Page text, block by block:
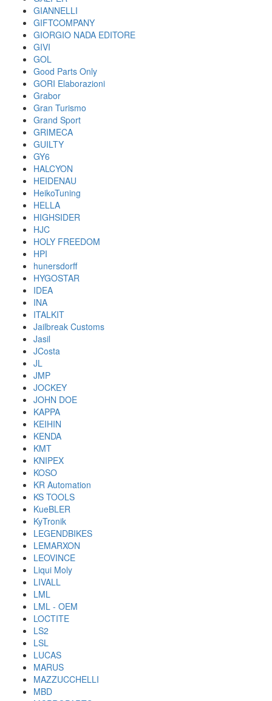
GIANNELLI
GIFTCOMPANY
GIORGIO NADA EDITORE
GIVI
GOL
Good Parts Only
GORI Elaborazioni
Grabor
Gran Turismo
Grand Sport
GRIMECA
GUILTY
GY6
HALCYON
HEIDENAU
HeikoTuning
HELLA
HIGHSIDER
HJC
HOLY FREEDOM
HPI
hunersdorff
HYGOSTAR
IDEA
INA
ITALKIT
Jailbreak Customs
Jasil
JCosta
JL
JMP
JOCKEY
JOHN DOE
KAPPA
KEIHIN
KENDA
KMT
KNIPEX
KOSO
KR Automation
KS TOOLS
KueBLER
KyTronik
LEGENDBIKES
LEMARXON
LEOVINCE
Liqui Moly
LIVALL
LML
LML - OEM
LOCTITE
LS2
LSL
LUCAS
MARUS
MAZZUCCHELLI
MBD